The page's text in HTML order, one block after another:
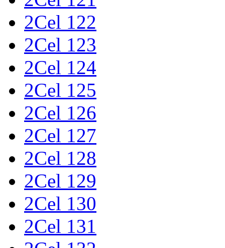
2Cel 122
2Cel 123
2Cel 124
2Cel 125
2Cel 126
2Cel 127
2Cel 128
2Cel 129
2Cel 130
2Cel 131